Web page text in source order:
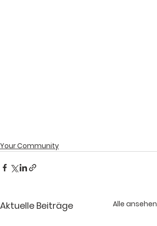
Your Community
Aktuelle Beiträge Alle ansehen